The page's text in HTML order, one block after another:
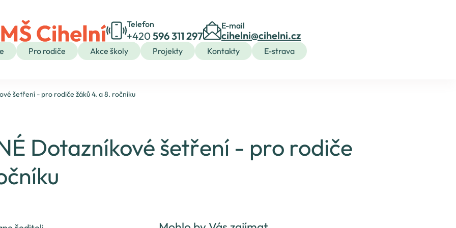
Telefon
+420596 311 297
E-mail
cihelni@cihelni.cz
Pro rodiče
KROUŽKY
SPOLEK RODIČŮ
Akce školy Projekty Kontakty E-strava
šetření - pro rodiče žáků 4. a 8. ročníku
Dotazníkové šetření - pro rodiče